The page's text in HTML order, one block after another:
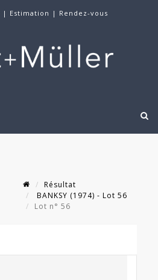
| Estimation | Rendez-vous
Résultat
BANKSY (1974) - Lot 56
Lot n° 56